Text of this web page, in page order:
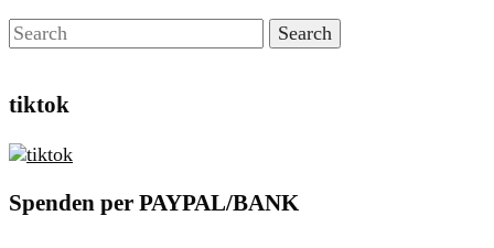
tiktok
Spenden per PAYPAL/BANK